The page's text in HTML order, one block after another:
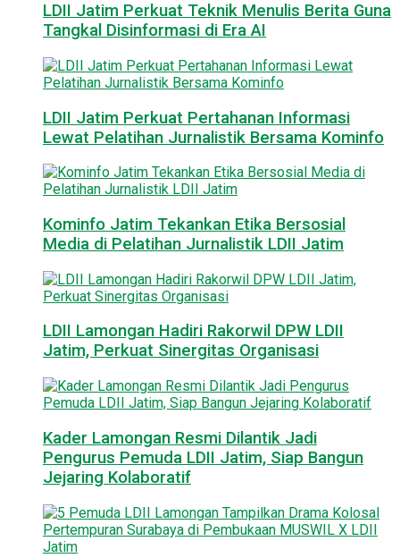
LDII Jatim Perkuat Teknik Menulis Berita Guna
Tangkal Disinformasi di Era AI
LDII Jatim Perkuat Pertahanan Informasi
Lewat Pelatihan Jurnalistik Bersama Kominfo
Kominfo Jatim Tekankan Etika Bersosial
Media di Pelatihan Jurnalistik LDII Jatim
LDII Lamongan Hadiri Rakorwil DPW LDII
Jatim, Perkuat Sinergitas Organisasi
Kader Lamongan Resmi Dilantik Jadi
Pengurus Pemuda LDII Jatim, Siap Bangun
Jejaring Kolaboratif